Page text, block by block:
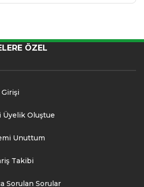
ÖZEL
Üyelik Oluştue
Unuttum
Takibi
Sorulan Sorular